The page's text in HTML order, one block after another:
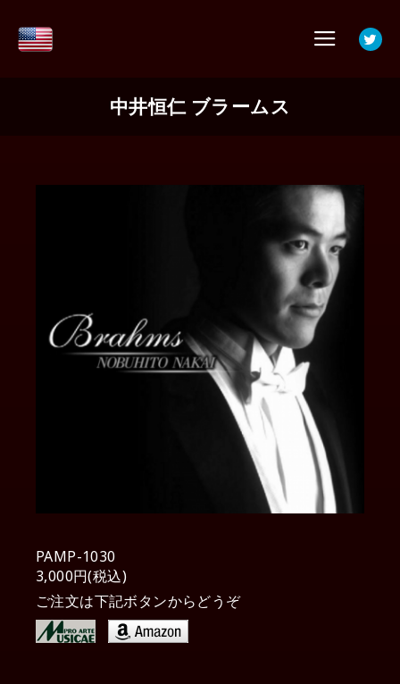
中井恒仁 ブラームス
PAMP-1030
3,000円(税込)
ご注文は下記ボタンからどうぞ